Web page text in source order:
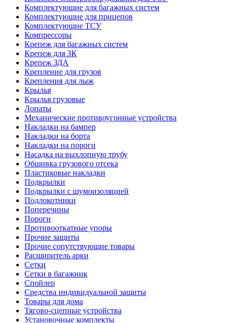
Комплектующие для багажных систем
Комплектующие для прицепов
Комплектующие ТСУ
Компрессоры
Крепеж для багажных систем
Крепеж для ЗК
Крепеж ЗДА
Крепление для грузов
Крепления для лыж
Крылья
Крылья грузовые
Лопаты
Механические противоугонные устройства
Накладки на бампер
Накладки на борта
Накладки на пороги
Насадка на выхлопную трубу
Обшивка грузового отсека
Пластиковые накладки
Подкрылки
Подкрылки с шумоизоляцией
Подлокотники
Поперечины
Пороги
Противооткатные упоры
Прочие защиты
Прочие сопутствующие товары
Расширитель арки
Сетки
Сетки в багажник
Спойлер
Средства индивидуальной защиты
Товары для дома
Тягово-сцепные устройства
Установочные комплекты